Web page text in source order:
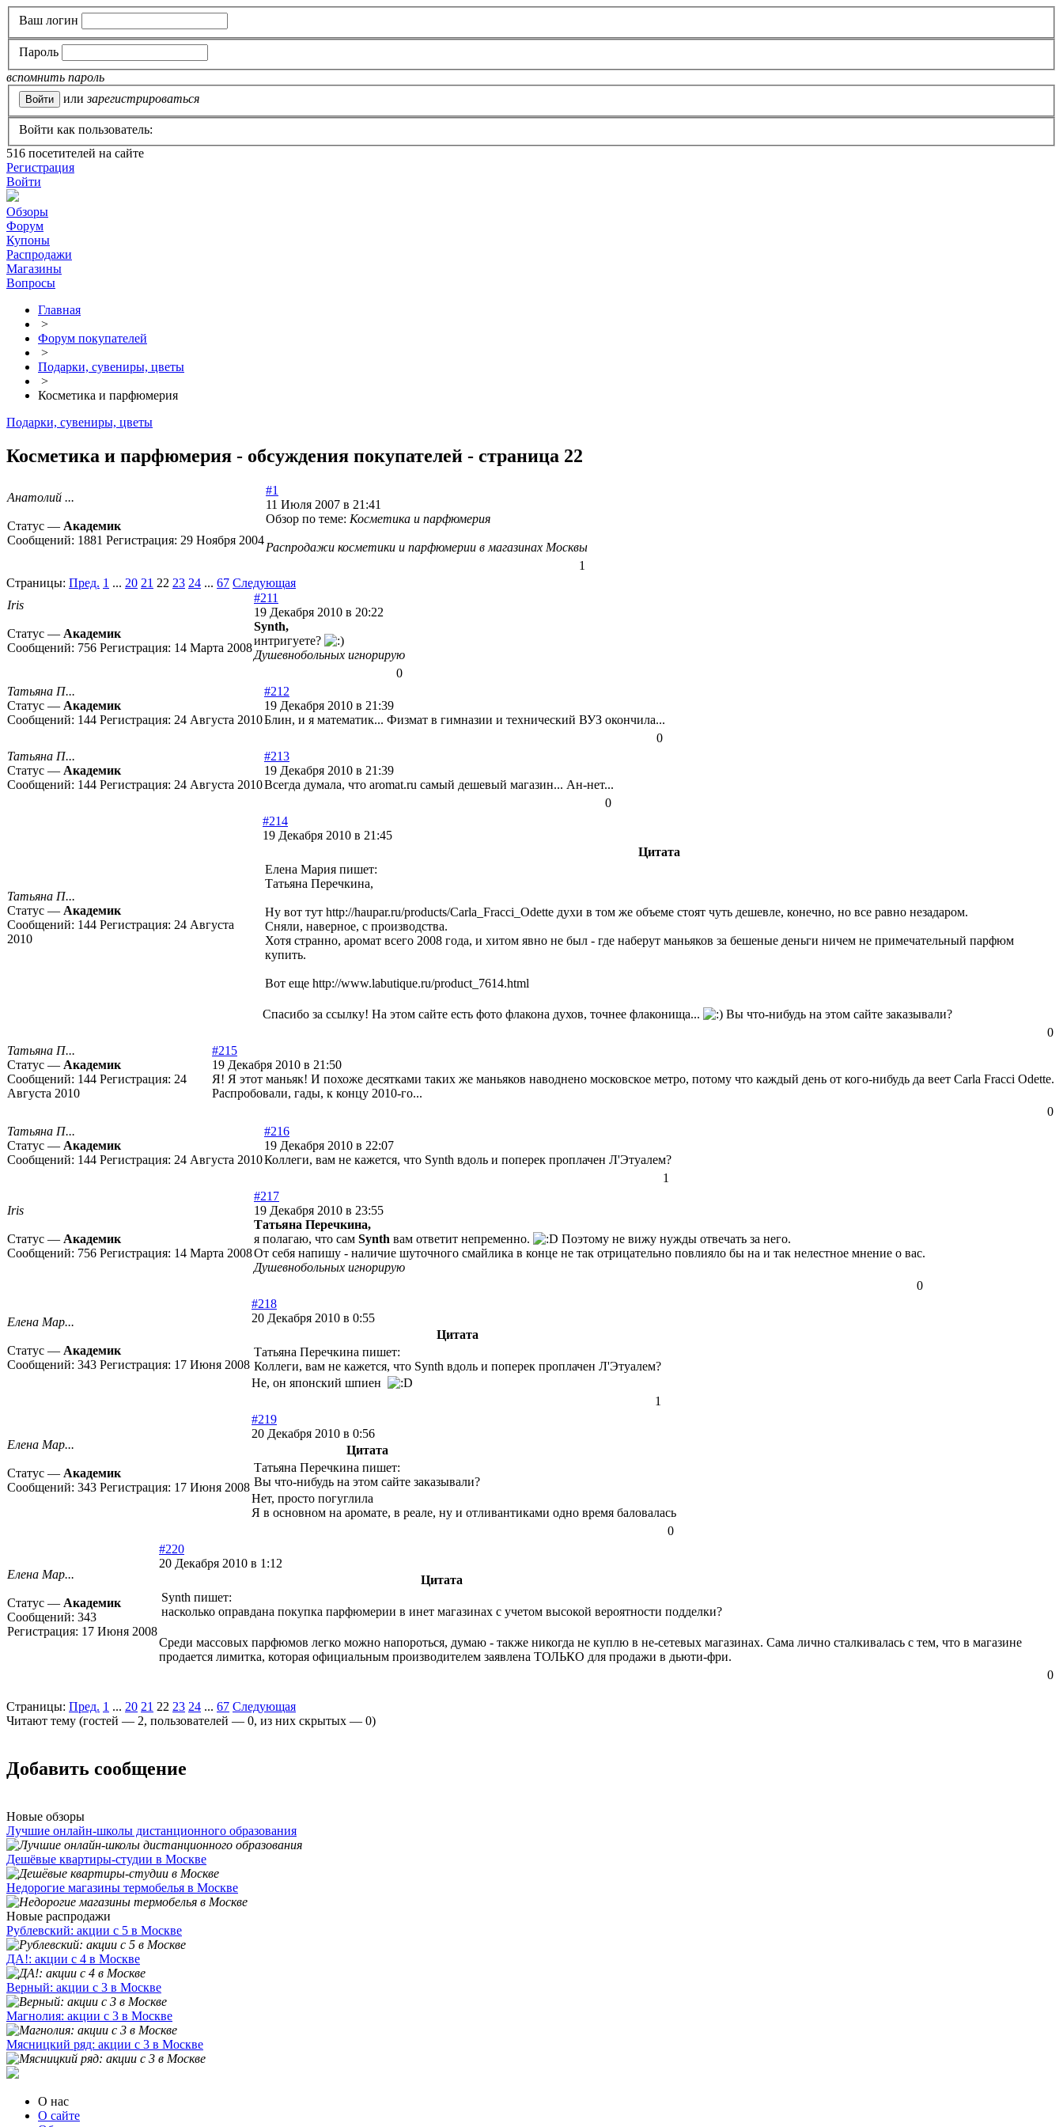
Ваш логин
Пароль
вспомнить пароль
или зарегистрироваться
Войти как пользователь:
516 посетителей на сайте
Регистрация
Войти
Обзоры
Форум
Купоны
Распродажи
Магазины
Вопросы
Главная
>
Форум покупателей
>
Подарки, сувениры, цветы
>
Косметика и парфюмерия
Подарки, сувениры, цветы
Косметика и парфюмерия - обсуждения покупателей - страница 22
Анатолий ...
Статус — Академик
Сообщений: 1881 Регистрация: 29 Ноября 2004
#1
11 Июля 2007 в 21:41
Обзор по теме: Косметика и парфюмерия
Распродажи косметики и парфюмерии в магазинах Москвы
1
Страницы: Пред. 1 ... 20 21 22 23 24 ... 67 Следующая
Iris
Статус — Академик
Сообщений: 756 Регистрация: 14 Марта 2008
#211
19 Декабря 2010 в 20:22
Synth,
интригуете?
Душевнобольных игнорирую
0
Татьяна П...
Статус — Академик
Сообщений: 144 Регистрация: 24 Августа 2010
#212
19 Декабря 2010 в 21:39
Блин, и я математик... Физмат в гимназии и технический ВУЗ окончила...
0
Татьяна П...
Статус — Академик
Сообщений: 144 Регистрация: 24 Августа 2010
#213
19 Декабря 2010 в 21:39
Всегда думала, что aromat.ru самый дешевый магазин... Ан-нет...
0
Татьяна П...
Статус — Академик
Сообщений: 144 Регистрация: 24 Августа
2010
#214
19 Декабря 2010 в 21:45
Цитата
Елена Мария пишет:
Татьяна Перечкина,
Ну вот тут http://haupar.ru/products/Carla_Fracci_Odette духи в том же объеме стоят чуть дешевле, конечно, но все равно незадаром.
Сняли, наверное, с производства.
Хотя странно, аромат всего 2008 года, и хитом явно не был - где наберут маньяков за бешеные деньги ничем не примечательный парфюм
купить.
Вот еще http://www.labutique.ru/product_7614.html
Спасибо за ссылку! На этом сайте есть фото флакона духов, точнее флаконища...
Вы что-нибудь на этом сайте заказывали?
0
Татьяна П...
Статус — Академик
Сообщений: 144 Регистрация: 24
Августа 2010
#215
19 Декабря 2010 в 21:50
Я! Я этот маньяк! И похоже десятками таких же маньяков наводнено московское метро, потому что каждый день от кого-нибудь да веет Carla Fracci Odette.
Распробовали, гады, к концу 2010-го...
0
Татьяна П...
Статус — Академик
Сообщений: 144 Регистрация: 24 Августа 2010
#216
19 Декабря 2010 в 22:07
Коллеги, вам не кажется, что Synth вдоль и поперек проплачен Л'Этуалем?
1
Iris
Статус — Академик
Сообщений: 756 Регистрация: 14 Марта 2008
#217
19 Декабря 2010 в 23:55
Татьяна Перечкина,
я полагаю, что сам Synth вам ответит непременно.
Поэтому не вижу нужды отвечать за него.
От себя напишу - наличие шуточного смайлика в конце не так отрицательно повлияло бы на и так нелестное мнение о вас.
Душевнобольных игнорирую
0
Елена Мар...
Статус — Академик
Сообщений: 343 Регистрация: 17 Июня 2008
#218
20 Декабря 2010 в 0:55
Цитата
Татьяна Перечкина пишет:
Коллеги, вам не кажется, что Synth вдоль и поперек проплачен Л'Этуалем?
Не, он японский шпиен
1
Елена Мар...
Статус — Академик
Сообщений: 343 Регистрация: 17 Июня 2008
#219
20 Декабря 2010 в 0:56
Цитата
Татьяна Перечкина пишет:
Вы что-нибудь на этом сайте заказывали?
Нет, просто погуглила
Я в основном на аромате, в реале, ну и отливантиками одно время баловалась
0
Елена Мар...
Статус — Академик
Сообщений: 343
Регистрация: 17 Июня 2008
#220
20 Декабря 2010 в 1:12
Цитата
Synth пишет:
насколько оправдана покупка парфюмерии в инет магазинах с учетом высокой вероятности подделки?
Среди массовых парфюмов легко можно напороться, думаю - также никогда не куплю в не-сетевых магазинах. Сама лично сталкивалась с тем, что в магазине
продается лимитка, которая официальным производителем заявлена ТОЛЬКО для продажи в дьюти-фри.
0
Страницы: Пред. 1 ... 20 21 22 23 24 ... 67 Следующая
Читают тему (гостей — 2, пользователей — 0, из них скрытых — 0)
Добавить сообщение
Новые обзоры
Лучшие онлайн-школы дистанционного образования
Дешёвые квартиры-студии в Москве
Недорогие магазины термобелья в Москве
Новые распродажи
Рублевский: акции с 5 в Москве
ДА!: акции с 4 в Москве
Верный: акции с 3 в Москве
Магнолия: акции с 3 в Москве
Мясницкий ряд: акции с 3 в Москве
О нас
О сайте